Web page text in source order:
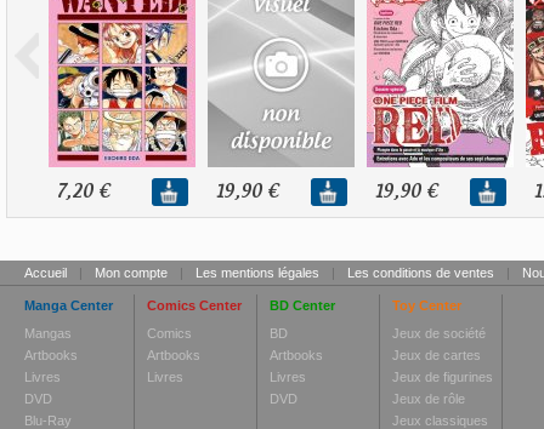
7,20 € 19,90 € 19,90 €
Accueil | Mon compte | Les mentions légales | Les conditions de ventes |
Manga Center
Mangas
Artbooks
Livres
DVD
Blu-Ray
Comics Center
Comics
Artbooks
Livres
BD Center
BD
Artbooks
Livres
DVD
Toy Center
Jeux de société
Jeux de cartes
Jeux de figurines
Jeux de rôle
Jeux classiques